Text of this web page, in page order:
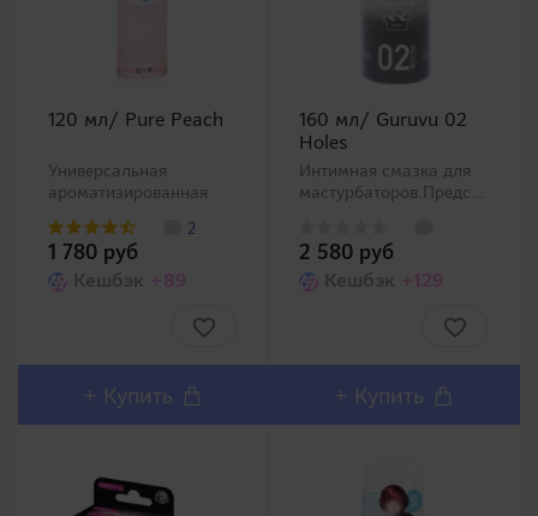
120 мл/ Pure Peach
Универсальная
ароматизированная
вязкости со сладким
ароматом персика. В
наличии аналогичные
лимона. Пойдет как для
вагинального и
анального секса, т..
2
1 780 руб
Кешбэк +89
+ Купить
160 мл/ Guruvu 02
Holes
Интимная смазка для
мастурбаторов.Представляем
результатом
коллаборации гигантов
известной популярной
фаллоимитатор..
2 580 руб
Кешбэк +129
+ Купить